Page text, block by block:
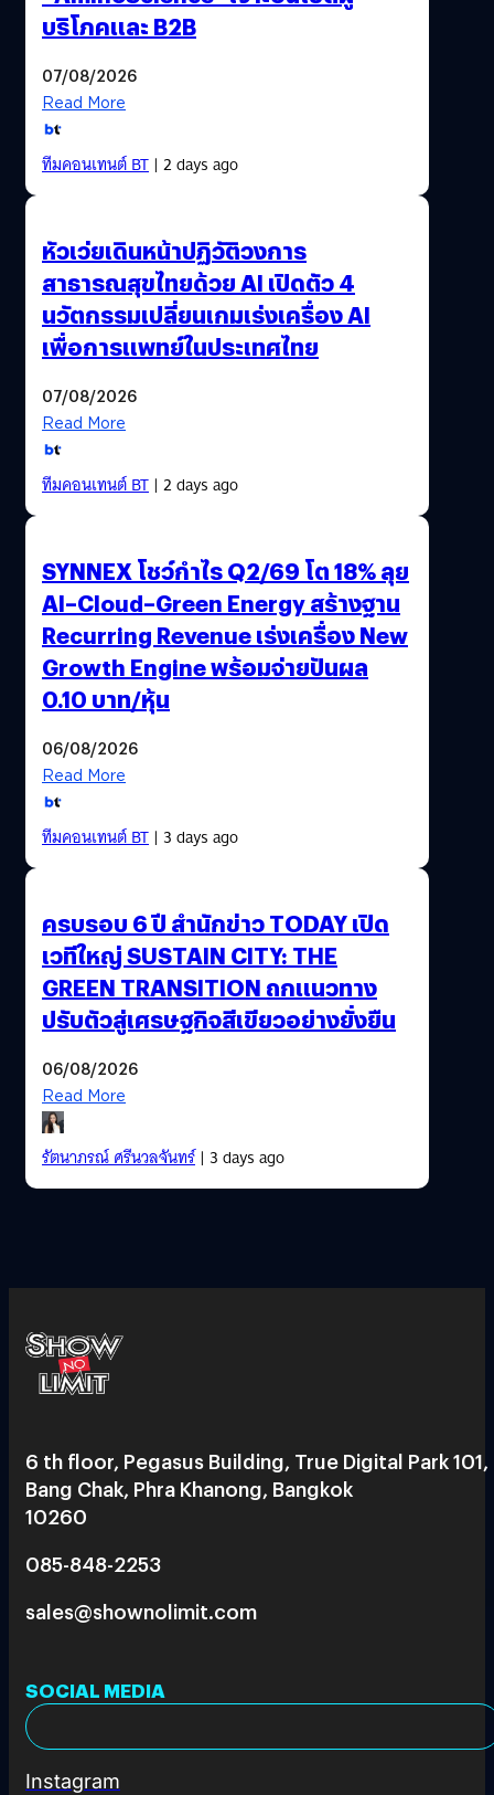
บริโภคและ B2B
07/08/2026
Read More
ทีมคอนเทนต์ BT| 2 days ago
หัวเว่ยเดินหน้าปฏิวัติวงการ
สาธารณสุขไทยด้วย AI เปิดตัว 4
นวัตกรรมเปลี่ยนเกมเร่งเครื่อง AI
เพื่อการแพทย์ในประเทศไทย
07/08/2026
Read More
ทีมคอนเทนต์ BT| 2 days ago
SYNNEX โชว์กำไร Q2/69 โต 18% ลุย
AI–Cloud–Green Energy สร้างฐาน
Recurring Revenue เร่งเครื่อง New
Growth Engine พร้อมจ่ายปันผล
0.10 บาท/หุ้น
06/08/2026
Read More
ทีมคอนเทนต์ BT| 3 days ago
ครบรอบ 6 ปี สำนักข่าว TODAY เปิด
เวทีใหญ่ SUSTAIN CITY: THE
GREEN TRANSITION ถกแนวทาง
ปรับตัวสู่เศรษฐกิจสีเขียวอย่างยั่งยืน
06/08/2026
Read More
รัตนาภรณ์ ศรีนวลจันทร์| 3 days ago
6 th floor, Pegasus Building, True Digital Park 101,
Bang Chak, Phra Khanong, Bangkok
10260
085-848-2253
sales@shownolimit.com
SOCIAL MEDIA
Instagram